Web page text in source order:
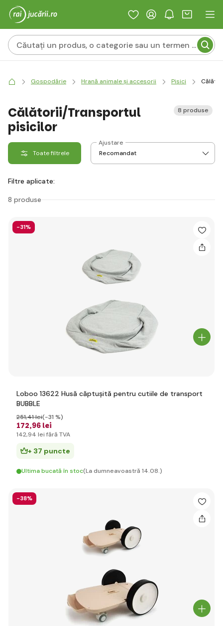
Gospodărie Hrană animale și accesorii Pisici
Călătorii/Transportul
pisicilor
8 produse
Toate filtrele
Ajustare
Filtre aplicate:
8 produse
-31%
Loboo 13622 Husă căptușită pentru cutiile de transport
BUBBLE
172,96 lei
251,41 lei(-31 %)
142,94 lei fără TVA
+ 37 puncte
Ultima bucată în stoc(La dumneavoastră 14.08.)
-38%